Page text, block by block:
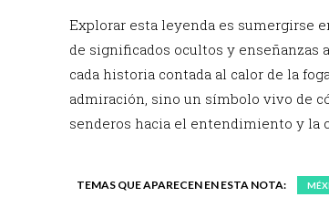
Explorar esta leyenda es sumergirse
de significados ocultos y enseñanzas
cada historia contada al calor de la
admiración, sino un símbolo vivo de
senderos hacia el entendimiento y la
TEMAS QUE APARECEN EN ESTA NOTA: